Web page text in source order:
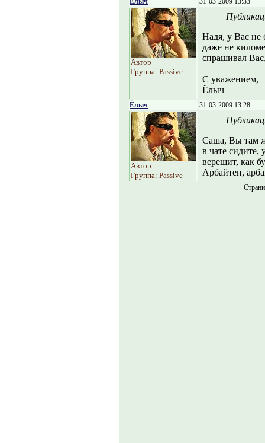
Автор
Группа: Passive
Надя, у Вас не
даже не
спрашивал
С уважением,
Ёлыч
Ёлыч 31-03-2009 13:28
Автор
Группа: Passive
Саша, Вы там
в чате сидите,
верещит, как
Арбайтен,